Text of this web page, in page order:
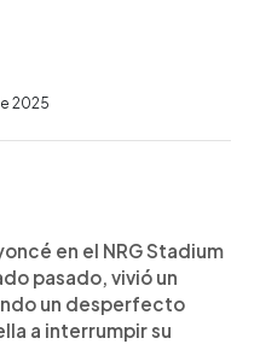
2025
en el NRG Stadium
pasado, vivió un
un desperfecto
a interrumpir su